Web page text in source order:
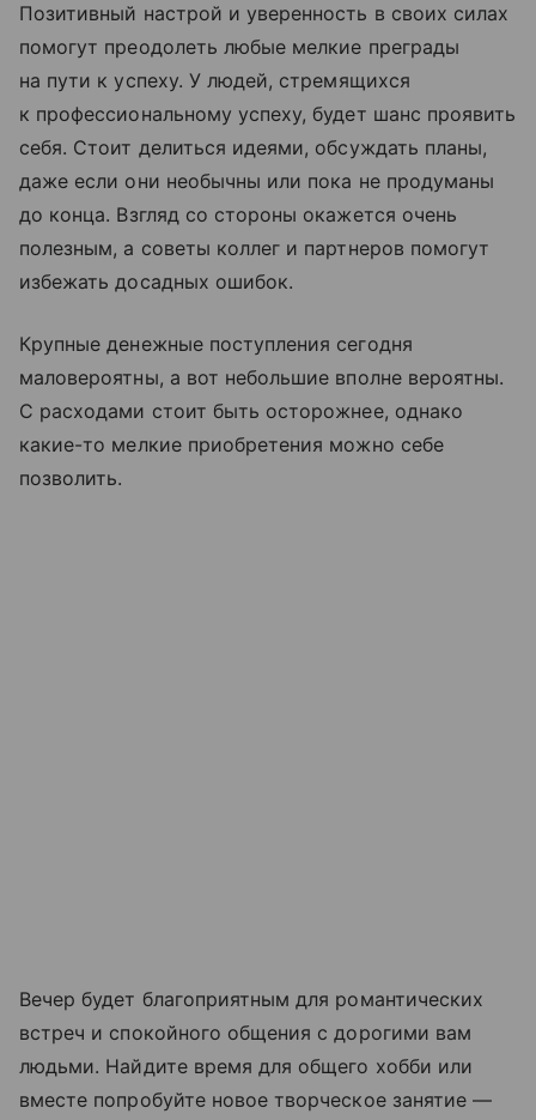
Позитивный настрой и уверенность в своих силах
помогут преодолеть любые мелкие преграды
на пути к успеху. У людей, стремящихся
к профессиональному успеху, будет шанс проявить
себя. Стоит делиться идеями, обсуждать планы,
даже если они необычны или пока не продуманы
до конца. Взгляд со стороны окажется очень
полезным, а советы коллег и партнеров помогут
избежать досадных ошибок.
Крупные денежные поступления сегодня
маловероятны, а вот небольшие вполне вероятны.
С расходами стоит быть осторожнее, однако
какие-то мелкие приобретения можно себе
позволить.
Вечер будет благоприятным для романтических
встреч и спокойного общения с дорогими вам
людьми. Найдите время для общего хобби или
вместе попробуйте новое творческое занятие —